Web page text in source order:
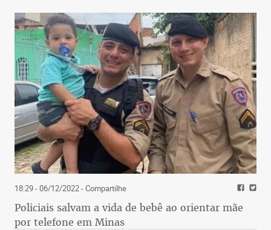
18:29 - 06/12/2022- Compartilhe
Policiais salvam a vida de bebê ao orientar mãe
por telefone em Minas